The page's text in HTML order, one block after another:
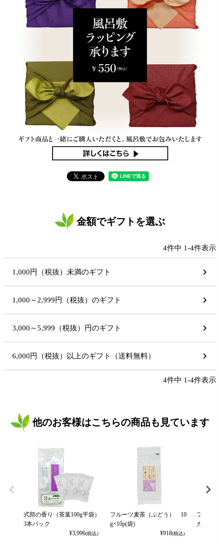
金額でギフトを選ぶ
4件中 1-4件表示
1,000円（税抜）未満のギフト
1,000～2,999円（税抜）のギフト
3,000～5,999（税抜）円のギフト
6,000円（税抜）以上のギフト（送料無料）
4件中 1-4件表示
他のお客様はこちらの商品も見ています
式部の香り（茶葉100g平袋）
3本パック
¥3,996(税込)
フルーツ麦茶（ぶどう） 10
g×10p(袋)
¥918(税込)
フルー
カット